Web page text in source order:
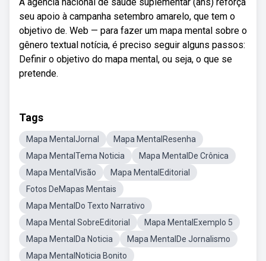
seu apoio à campanha setembro amarelo, que tem o
objetivo de. Web — para fazer um mapa mental sobre o
gênero textual notícia, é preciso seguir alguns passos:
Definir o objetivo do mapa mental, ou seja, o que se
pretende.
Tags
Mapa MentalJornal
Mapa MentalResenha
Mapa MentalTema Noticia
Mapa MentalDe Crônica
Mapa MentalVisão
Mapa MentalEditorial
Fotos DeMapas Mentais
Mapa MentalDo Texto Narrativo
Mapa Mental SobreEditorial
Mapa MentalExemplo 5
Mapa MentalDa Noticia
Mapa MentalDe Jornalismo
Mapa MentalNoticia Bonito